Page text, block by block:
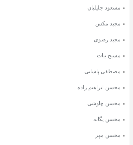
مسعود جلیلیان
مجید مکس
مجید رضوی
مسیح بیات
مصطفی پاشایی
محسن ابراهیم زاده
محسن چاوشی
محسن یگانه
محسن مهر